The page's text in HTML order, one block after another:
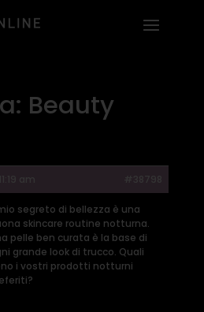
Beauty
segreto di bellezza è una
skincare routine notturna.
pelle ben curata è la base di
grande look di trucco. Quali
i vostri prodotti notturni